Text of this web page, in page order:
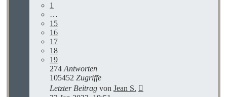
1
…
15
16
17
18
19
274 Antworten
105452 Zugriffe
Letzter Beitrag von Jean S.